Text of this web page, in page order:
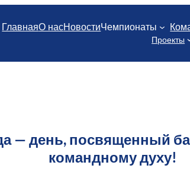
ГлавнаяО насНовостиЧемпионаты
Проекты
— день, посвященный
командному духу!